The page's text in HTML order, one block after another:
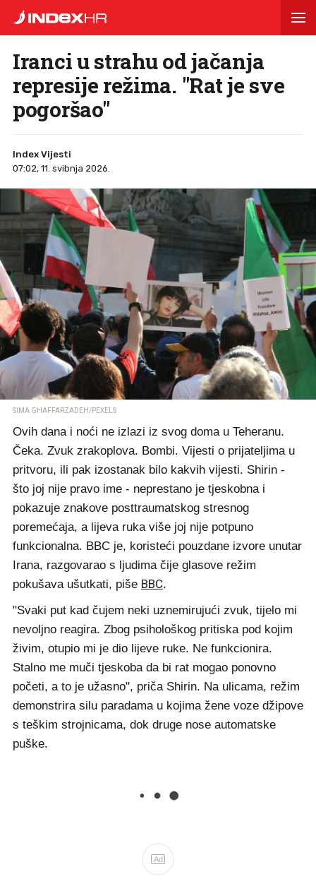
Iranci u strahu od jačanja
represije režima. "Rat je sve
pogoršao"
Index Vijesti
07:02, 11. svibnja 2026.
SIMA GHAFFARZADEH/PEXELS
Ovih dana i noći ne izlazi iz svog doma u Teheranu.
Čeka. Zvuk zrakoplova. Bombi. Vijesti o prijateljima u
pritvoru, ili pak izostanak bilo kakvih vijesti. Shirin -
što joj nije pravo ime - neprestano je tjeskobna i
pokazuje znakove posttraumatskog stresnog
poremećaja, a lijeva ruka više joj nije potpuno
funkcionalna. BBC je, koristeći pouzdane izvore unutar
Irana, razgovarao s ljudima čije glasove režim
pokušava ušutkati, piše BBC.
"Svaki put kad čujem neki uznemirujući zvuk, tijelo mi
nevoljno reagira. Zbog psihološkog pritiska pod kojim
živim, otupio mi je dio lijeve ruke. Ne funkcionira.
Stalno me muči tjeskoba da bi rat mogao ponovno
početi, a to je užasno", priča Shirin. Na ulicama, režim
demonstrira silu paradama u kojima žene voze džipove
s teškim strojnicama, dok druge nose automatske
puške.
Ad